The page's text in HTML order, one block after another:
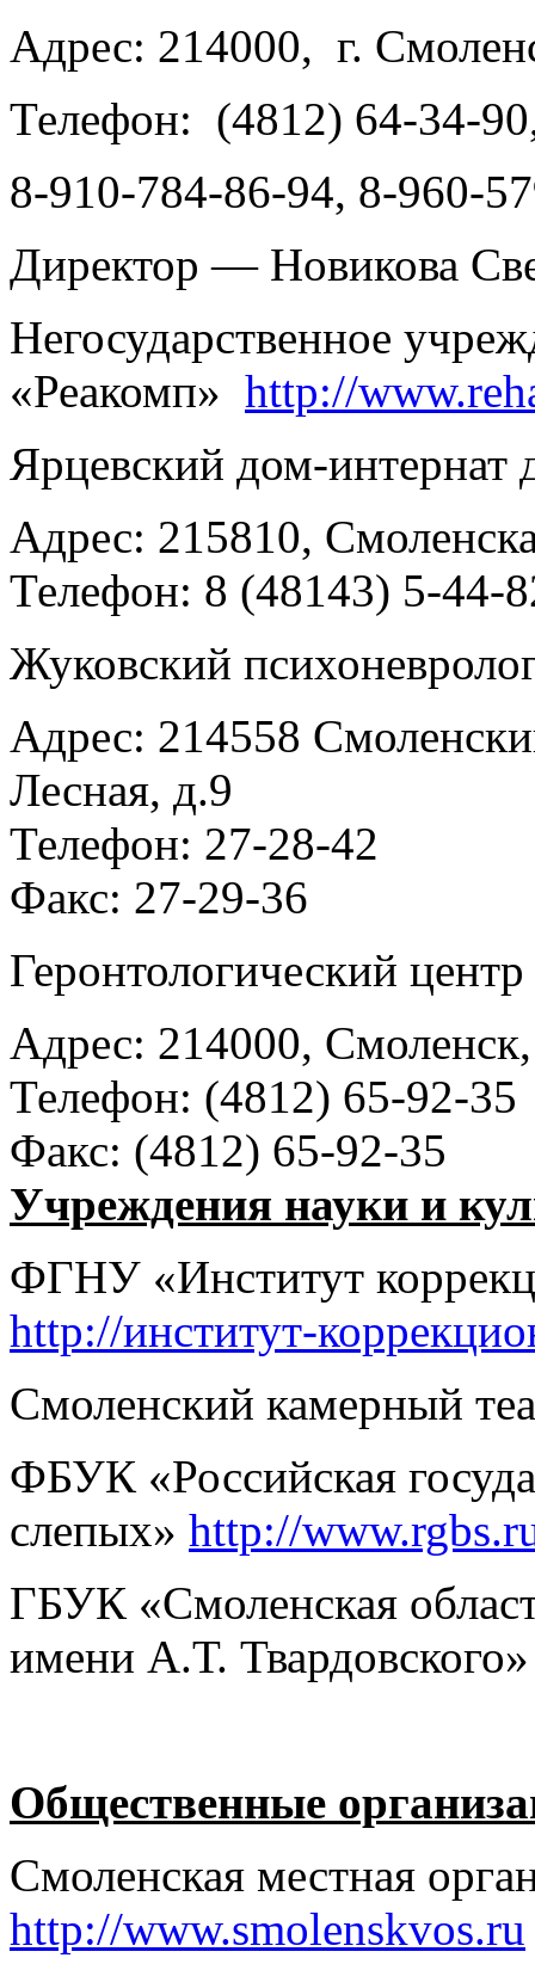
Адрес: 214000, г.
Телефон: (4812) 64-34-
8-910-784-86-94, 8-960-
Директор — Новикова
Негосударственное
«Реакомп» http://
Ярцевский дом-интернат
Адрес: 215810,
Телефон: 8 (48143) 5-44-
Жуковский
Адрес: 214558
Лесная, д.9
Телефон: 27-28-42
Факс: 27-29-36
Геронтологический
Адрес: 214000,
Телефон: (4812) 65-92-35
Факс: (4812) 65-92-35
Учреждения науки и
ФГНУ «Институт
http://институт-
Смоленский камерный
ФБУК «Российская
слепых» http://
ГБУК «Смоленская
имени А.Т.
Общественные
Смоленская местная
http://www.smolenskvos.ru